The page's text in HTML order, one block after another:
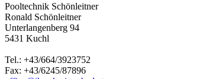
Pooltechnik Schönleitner
Ronald Schönleitner
Unterlangenberg 94
5431 Kuchl
Tel.: +43/664/3923752
Fax: +43/6245/87896